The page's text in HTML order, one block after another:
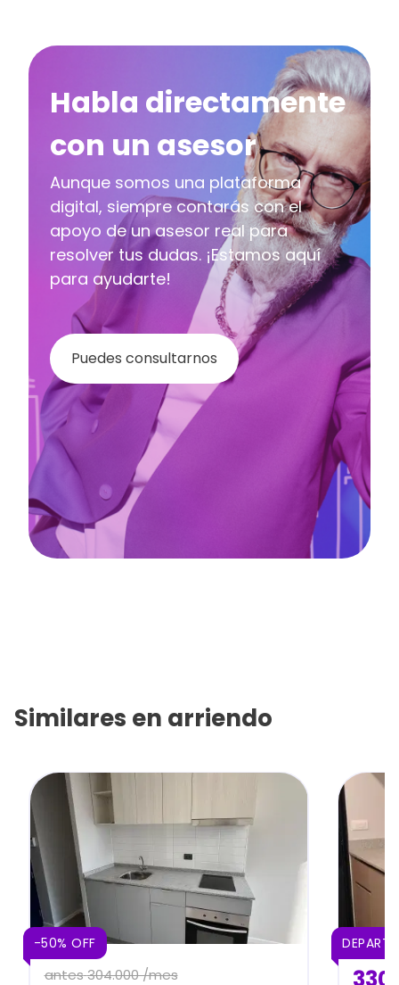
Habla directamente
con un asesor
Aunque somos una plataforma
digital, siempre contarás con el
apoyo de un asesor real para
resolver tus dudas. ¡Estamos aquí
para ayudarte!
Puedes consultarnos
Similares en arriendo
-50% OFF
antes304.000 /mes